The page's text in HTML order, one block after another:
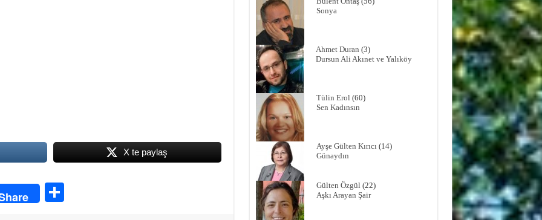
X te paylaş
Sonya
Ahmet Duran (3)
Dursun Ali Akınet ve Yalıköy
Tülin Erol(60)
Sen Kadınsın
Ayşe Gülten Kırıcı(14)
Günaydın
Gülten Özgül(22)
Aşkı Arayan Şair